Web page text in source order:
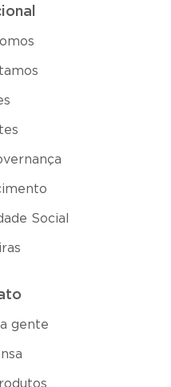
Social
gente